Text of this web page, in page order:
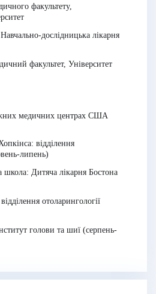
факультету,
дослідницька лікарня
факультет, Університет
медичних центрах США
відділення
липень)
школа: Дитяча лікарня Бостона
отоларингології
голови та шиї (серпень-